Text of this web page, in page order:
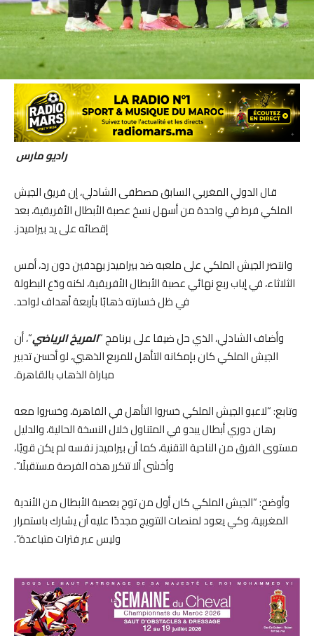
راديو مارس
قال الدولي المغربي السابق مصطفى الشادلي، إن فريق الجيش
الملكي فرط في واحدة من أسهل نسخ عصبة الأبطال الأفريقية، بعد
إقصائه على يد بيراميدز.
وانتصر الجيش الملكي على ملعبه ضد بيراميدز بهدفين دون رد، أمس
الثلاثاء، في إياب ربع نهائي عصبة الأبطال الأفريقية، لكنه ودّع البطولة
في ظل خسارته ذهابًا بأربعة أهداف لواحد.
وأضاف الشادلي، الذي حل ضيفا على برنامج “المريخ الرياضي“، أن
الجيش الملكي كان بإمكانه التأهل للمربع الذهبي، لو أحسن تدبير
مباراة الذهاب بالقاهرة.
وتابع: “لاعبو الجيش الملكي خسروا التأهل في القاهرة، وخسروا معه
رهان دوري أبطال يبدو في المتناول خلال النسخة الحالية، والدليل
مستوى الفرق من الناحية التقنية، كما أن بيراميدز نفسه لم يكن قويًا،
وأخشى ألا تتكرر هذه الفرصة مستقبلًا”.
وأوضح: “الجيش الملكي كان أول من توج بعصبة الأبطال من الأندية
المغربية، وكي يعود لمنصات التتويج مجددًا عليه أن يشارك باستمرار
وليس عبر فترات متباعدة”.